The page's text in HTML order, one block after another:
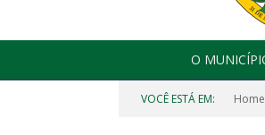
O
VOCÊ ESTÁ EM: Home